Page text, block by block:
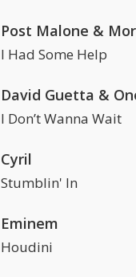
Post Malone &
I Had Some Help
David Guetta &
I Don’t Wanna Wait
Cyril
Stumblin' In
Eminem
Houdini